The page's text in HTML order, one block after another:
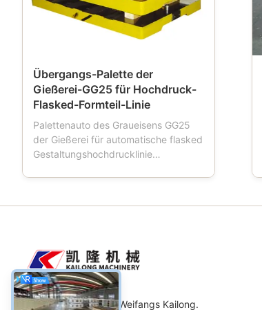
Übergangs-Palette der
Gießerei-GG25 für Hochdruck-
Flasked-Formteil-Linie
Palettenauto des Graueisens GG25
der Gießerei für automatische flasked
Gestaltungshochdrucklinie
Palettenaut...
Maschinerie Co., Ltd. Weifangs Kailong.